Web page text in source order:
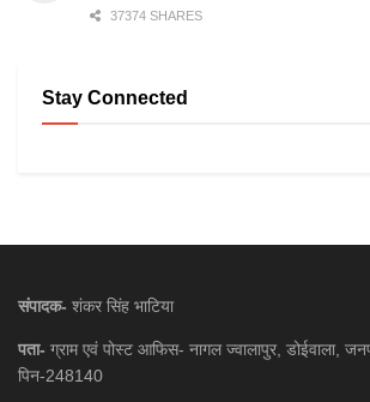
37374 SHARES
Stay Connected
संपादक- शंकर सिंह भाटिया
पता- ग्राम एवं पोस्ट आफिस- नागल ज्वालापुर, डोईवाला,
पिन-248140